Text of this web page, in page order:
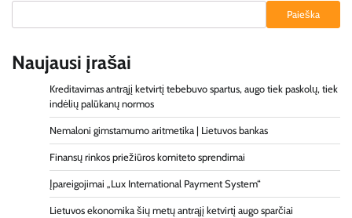
Paieška
Naujausi įrašai
Kreditavimas antrąjį ketvirtį tebebuvo spartus, augo tiek paskolų, tiek
indėlių palūkanų normos
Nemaloni gimstamumo aritmetika | Lietuvos bankas
Finansų rinkos priežiūros komiteto sprendimai
Įpareigojimai „Lux International Payment System“
Lietuvos ekonomika šių metų antrąjį ketvirtį augo sparčiai